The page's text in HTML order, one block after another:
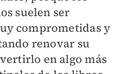
suelen ser
comprometidas y
renovar su
en algo más